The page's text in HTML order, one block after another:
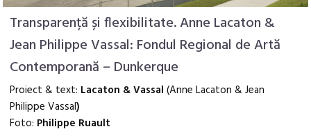
Transparență și flexibilitate. Anne Lacaton &
Jean Philippe Vassal: Fondul Regional de Artă
Contemporană – Dunkerque
Proiect & text: Lacaton & Vassal (Anne Lacaton & Jean
Philippe Vassal)
Foto: Philippe Ruault